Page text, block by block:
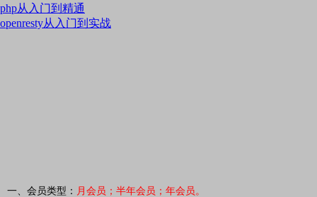
php从入门到精通
openresty从入门到实战
一、会员类型： 月会员；半年会员；年会员。